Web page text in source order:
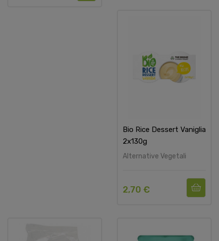
Bio Rice Dessert Vaniglia
2x130g
Alternative Vegetali
2,70 €